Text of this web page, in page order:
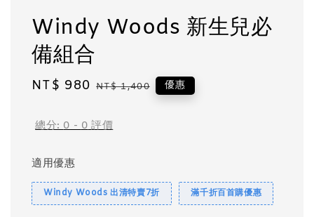
Windy Woods 新生兒必
備組合
Sale
NT$ 980 Regular
NT$ 1,400 優惠
總分:0-0評價
適用優惠
Windy Woods 出清特賣7折 滿千折百首購優惠